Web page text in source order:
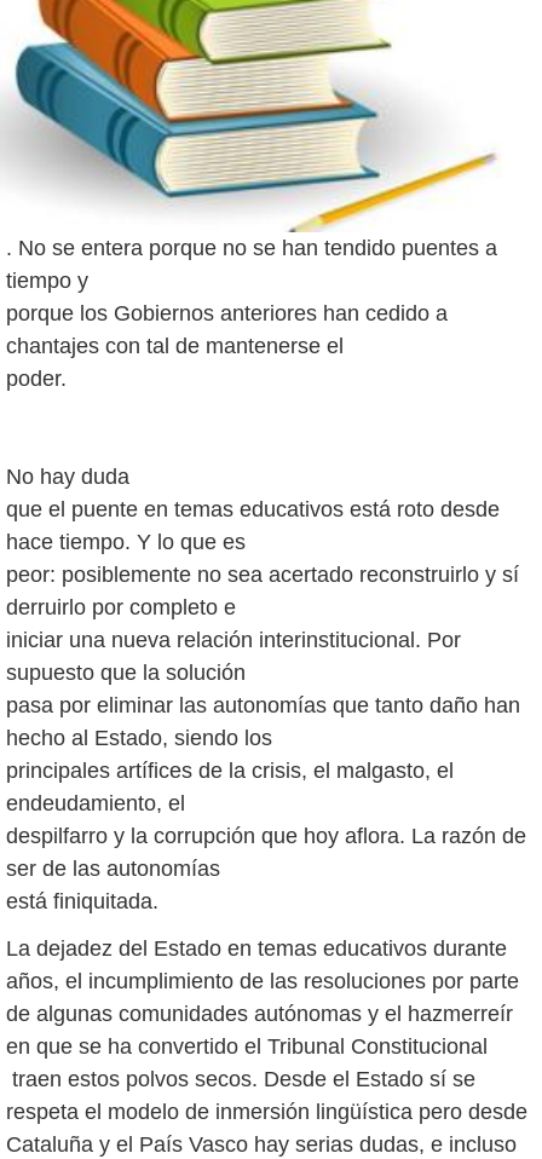
. No se entera porque no se han tendido puentes a
tiempo y
porque los Gobiernos anteriores han cedido a
chantajes con tal de mantenerse el
poder.
No hay duda
que el puente en temas educativos está roto desde
hace tiempo. Y lo que es
peor: posiblemente no sea acertado reconstruirlo y sí
derruirlo por completo e
iniciar una nueva relación interinstitucional. Por
supuesto que la solución
pasa por eliminar las autonomías que tanto daño han
hecho al Estado, siendo los
principales artífices de la crisis, el malgasto, el
endeudamiento, el
despilfarro y la corrupción que hoy aflora. La razón de
ser de las autonomías
está finiquitada.
La dejadez del Estado en temas educativos durante
años, el incumplimiento de las resoluciones por parte
de algunas comunidades autónomas y el hazmerreír
en que se ha convertido el Tribunal Constitucional
traen estos polvos secos. Desde el Estado sí se
respeta el modelo de inmersión lingüística pero desde
Cataluña y el País Vasco hay serias dudas, e incluso